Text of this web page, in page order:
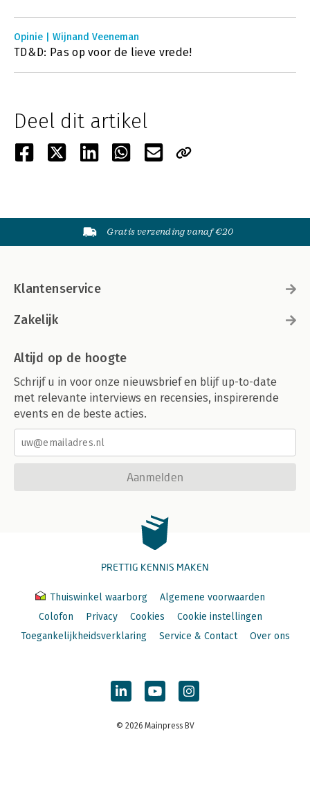
Opinie | Wijnand Veeneman
TD&D: Pas op voor de lieve vrede!
Deel dit artikel
Gratis verzending vanaf €20
Klantenservice
Zakelijk
Altijd op de hoogte
Schrijf u in voor onze nieuwsbrief en blijf up-to-date
met relevante interviews en recensies, inspirerende
events en de beste acties.
Aanmelden
PRETTIG KENNIS MAKEN
Thuiswinkel waarborg
Algemene voorwaarden
Colofon
Privacy Cookies
Cookie instellingen
Toegankelijkheidsverklaring
Service & Contact Over ons
© 2026 Mainpress BV